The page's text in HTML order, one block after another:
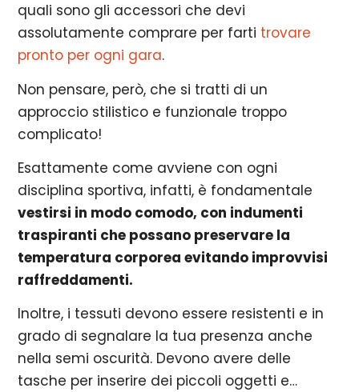
quali sono gli accessori che devi
assolutamente comprare per farti trovare
pronto per ogni gara.
Non pensare, però, che si tratti di un
approccio stilistico e funzionale troppo
complicato!
Esattamente come avviene con ogni
disciplina sportiva, infatti, è fondamentale
vestirsi in modo comodo, con indumenti
traspiranti che possano preservare la
temperatura corporea evitando improvvisi
raffreddamenti.
Inoltre, i tessuti devono essere resistenti e in
grado di segnalare la tua presenza anche
nella semi oscurità. Devono avere delle
tasche per inserire dei piccoli oggetti e…